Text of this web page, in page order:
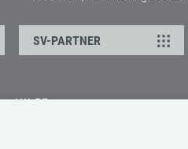
SV-PARTNER
HILFE